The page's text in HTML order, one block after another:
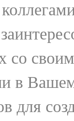
со
в
для